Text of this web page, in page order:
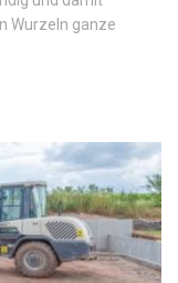
Wurzeln ganze